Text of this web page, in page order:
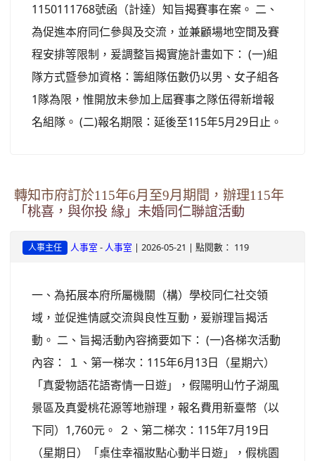
1150111768號函（計達）知旨揭賽事在案。 二、
為促進本府同仁參與及交流，並兼顧場地空間及賽
程安排等限制，爰調整旨揭實施計畫如下： (一)組
隊方式暨參加資格：籌組隊伍數仍以男、女子組各
1隊為限，惟開放未參加上屆賽事之隊伍得新增報
名組隊。 (二)報名期限：延後至115年5月29日止。
轉知市府訂於115年6月至9月期間，辦理115年
「桃喜，與你投 緣」未婚同仁聯誼活動
人事主任 人事室 - 人事室 | 2026-05-21 | 點閱數： 119
一、為拓展本府所屬機關（構）學校同仁社交領
域，並促進情感交流與良性互動，爰辦理旨揭活
動。 二、旨揭活動內容摘要如下： (一)各梯次活動
內容： １、第一梯次：115年6月13日（星期六）
「真愛物語花語寄情一日遊」，假陽明山竹子湖風
景區及真愛桃花源等地辦理，報名費用新臺幣（以
下同）1,760元。 ２、第二梯次：115年7月19日
（星期日）「桌住幸福妝點心動半日遊」，假桃園